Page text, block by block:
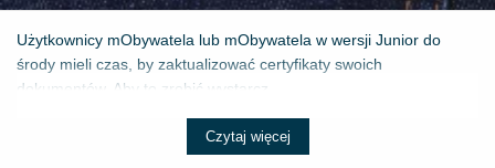
Użytkownicy mObywatela lub mObywatela w wersji Junior do
środy mieli czas, by zaktualizować certyfikaty swoich
dokumentów. Aby to zrobić wystarcz...
Czytaj więcej